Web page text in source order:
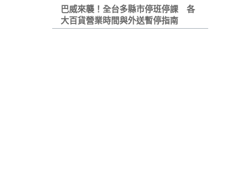
巴威來襲！全台多縣市停班停課 各
大百貨營業時間與外送暫停指南